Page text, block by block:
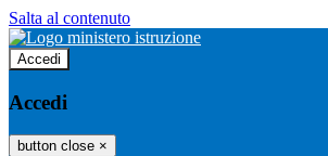
Salta al contenuto
Accedi
Accedi
button close ×